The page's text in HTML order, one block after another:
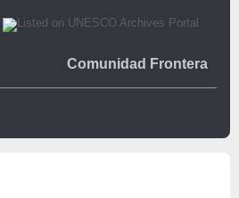
Comunidad Frontera